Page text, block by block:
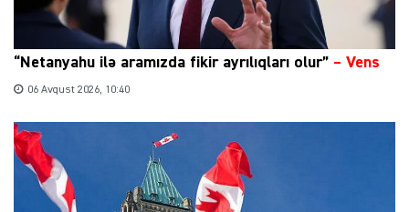
“Netanyahu ilə aramızda fikir ayrılıqları olur” – Vens
06 Avqust 2026, 10:40